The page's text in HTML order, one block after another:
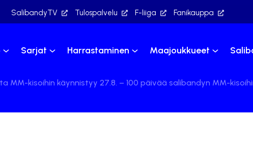
SalibandyTV Tulospalvelu F-liiga Fanikauppa
Sarjat Harrastaminen Maajoukkueet
MM-kisoihin käynnistyy 27.8. – 100 päivää salibandyn MM-